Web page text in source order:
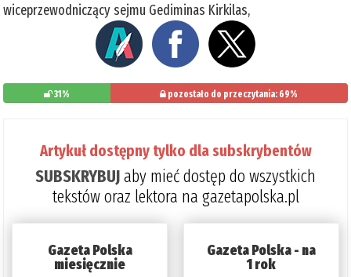
wiceprzewodniczący sejmu Gediminas Kirkilas,
31% pozostało do przeczytania: 69%
Artykuł dostępny tylko dla subskrybentów
SUBSKRYBUJaby mieć dostęp do wszystkich
tekstów oraz lektora na gazetapolska.pl
Gazeta Polska
miesięcznie
Gazeta Polska - na
1 rok